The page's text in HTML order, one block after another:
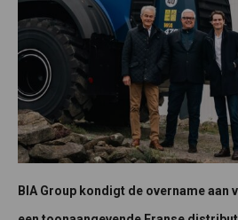
BIA Group kondigt de overname aan